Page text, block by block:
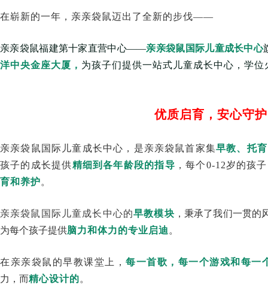
在崭新的一年，亲亲袋鼠迈出了全新的步伐——
亲亲袋鼠福建第十家直营中心——亲亲袋鼠国际儿童成长中心
洋中央金座大厦， 为孩子们提供一站式儿童成长中心，学位
优质启育，安心守护
亲亲袋鼠国际儿童成长中心，是亲亲袋鼠首家集早教、托
孩子的成长提供精细到各年龄段的指导 ，每个0-12岁的孩
育和养护。
亲亲袋鼠国际儿童成长中心的早教模块 ，秉承了我们一贯的
为每个孩子提供脑力和体力的专业启迪 。
在亲亲袋鼠的早教课堂上，每一首歌，每一个游戏和每一
力，而精心设计的。